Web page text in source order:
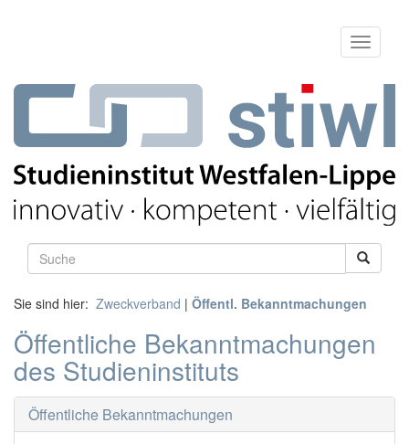
Sie sind hier: Zweckverband | Öffentl. Bekanntmachungen
Öffentliche Bekanntmachungen
des Studieninstituts
Öffentliche Bekanntmachungen